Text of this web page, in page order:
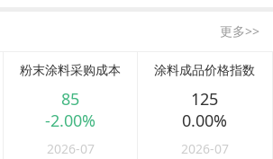
更多>>
粉末涂料采购成本
85
-2.00%
2026-07
涂料成品价格指数
125
0.00%
2026-07